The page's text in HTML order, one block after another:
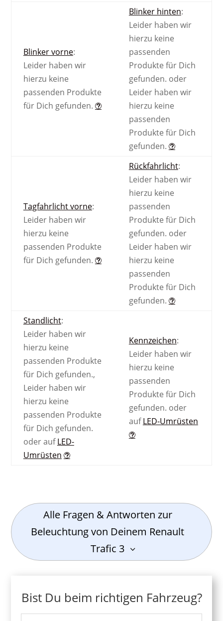
Blinker vorne:
Leider haben wir
hierzu keine
passenden Produkte
für Dich gefunden.
Blinker hinten:
Leider haben wir
hierzu keine
passenden
Produkte für Dich
gefunden. oder
Leider haben wir
hierzu keine
passenden
Produkte für Dich
gefunden.
Tagfahrlicht vorne:
Leider haben wir
hierzu keine
passenden Produkte
für Dich gefunden.
Rückfahrlicht:
Leider haben wir
hierzu keine
passenden
Produkte für Dich
gefunden. oder
Leider haben wir
hierzu keine
passenden
Produkte für Dich
gefunden.
Standlicht:
Leider haben wir
hierzu keine
passenden Produkte
für Dich gefunden.,
Leider haben wir
hierzu keine
passenden Produkte
für Dich gefunden.
oder aufLED-
Umrüsten
Kennzeichen:
Leider haben wir
hierzu keine
passenden
Produkte für Dich
gefunden. oder
aufLED-Umrüsten
Alle Fragen & Antworten zur
Beleuchtung von Deinem Renault
Trafic 3
Bist Du beim richtigen Fahrzeug?